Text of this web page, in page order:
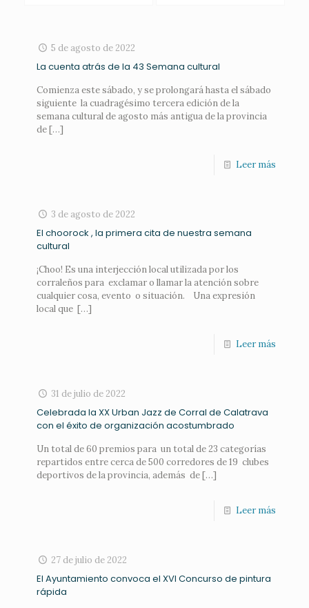
5 de agosto de 2022
La cuenta atrás de la 43 Semana cultural
Comienza este sábado, y se prolongará hasta el sábado
siguiente la cuadragésimo tercera edición de la
semana cultural de agosto más antigua de la provincia
de[…]
Leer más
3 de agosto de 2022
El choorock , la primera cita de nuestra semana
cultural
¡Choo! Es una interjección local utilizada por los
corraleños para exclamar o llamar la atención sobre
cualquier cosa, evento o situación. Una expresión
local que […]
Leer más
31 de julio de 2022
Celebrada la XX Urban Jazz de Corral de Calatrava
con el éxito de organización acostumbrado
Un total de 60 premios para un total de 23 categorías
repartidos entre cerca de 500 corredores de 19 clubes
deportivos de la provincia, además de[…]
Leer más
27 de julio de 2022
El Ayuntamiento convoca el XVI Concurso de pintura
rápida